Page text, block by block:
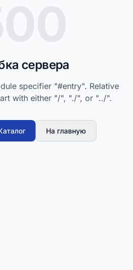
сервера
specifier "#entry". Relative
with either "/", "./", or "../".
На главную